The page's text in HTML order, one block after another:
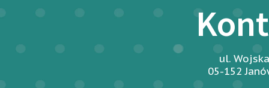
ul.
05-152